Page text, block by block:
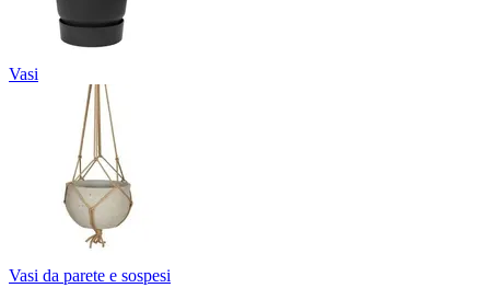
Vasi
Vasi da parete e sospesi